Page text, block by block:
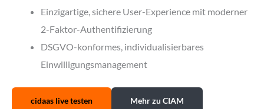
Einzigartige, sichere User-Experience mit moderner
2-Faktor-Authentifizierung
DSGVO-konformes, individualisierbares
Einwilligungsmanagement
cidaas live testen Mehr zu CIAM